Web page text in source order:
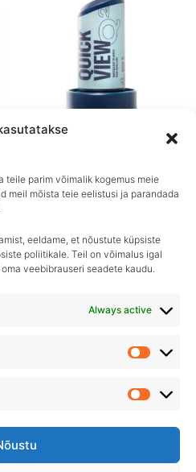
teile parim võimalik kogemus meie
meil mõista teie eelistusi ja parandada
eeldame, et nõustute küpsiste
poliitikale. Teil on võimalus igal
veebibrauseri seadete kaudu.
Always active
GYEON Q² QuickView
€ 31.90
ületamatu sära–